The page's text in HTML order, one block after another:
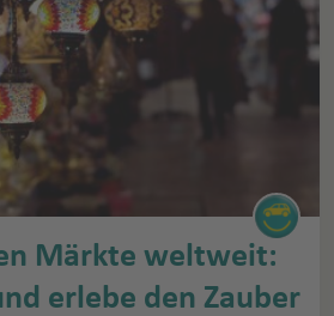
Märkte weltweit:
erlebe den Zauber